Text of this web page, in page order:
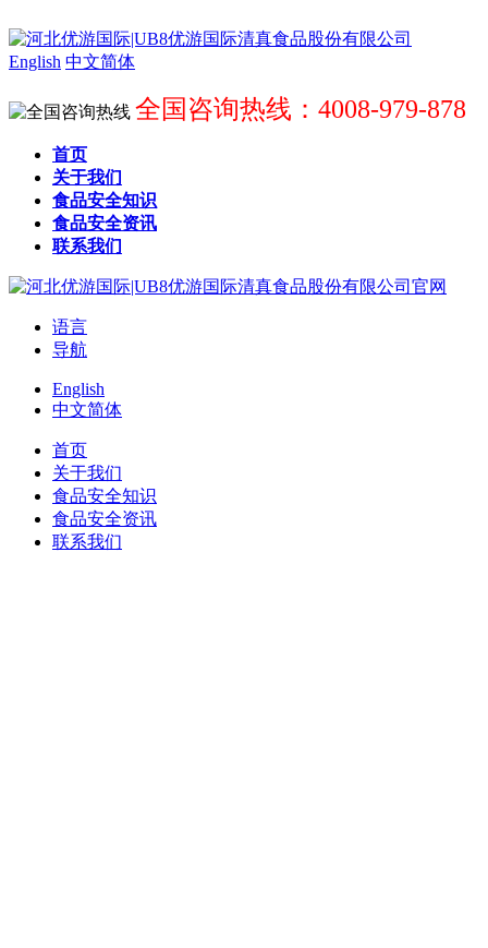
English 中文简体
全国咨询热线：4008-979-878
首页
关于我们
食品安全知识
食品安全资讯
联系我们
语言
导航
English
中文简体
首页
关于我们
食品安全知识
食品安全资讯
联系我们